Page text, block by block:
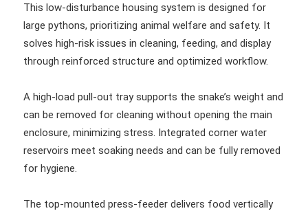
This low-disturbance housing system is designed for
large pythons, prioritizing animal welfare and safety. It
solves high-risk issues in cleaning, feeding, and display
through reinforced structure and optimized workflow.
A high-load pull-out tray supports the snake’s weight and
can be removed for cleaning without opening the main
enclosure, minimizing stress. Integrated corner water
reservoirs meet soaking needs and can be fully removed
for hygiene.
The top-mounted press-feeder delivers food vertically